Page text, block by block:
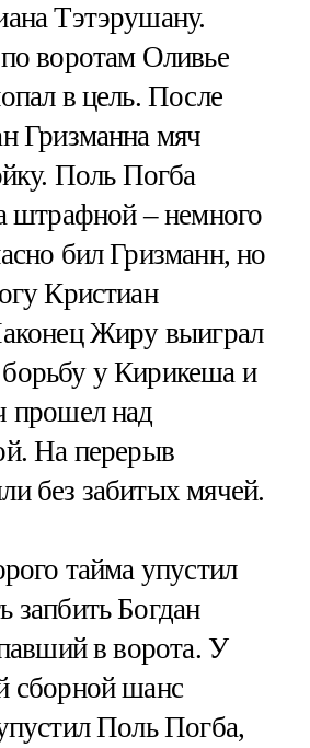
Тэтэрушану.
воротам Оливье
в цель. После
Гризманна мяч
Поль Погба
штрафной – немного
бил Гризманн, но
Кристиан
Жиру выиграл
у Кирикеша и
прошел над
На перерыв
без забитых мячей.
тайма упустил
запбить Богдан
в ворота. У
сборной шанс
Поль Погба,